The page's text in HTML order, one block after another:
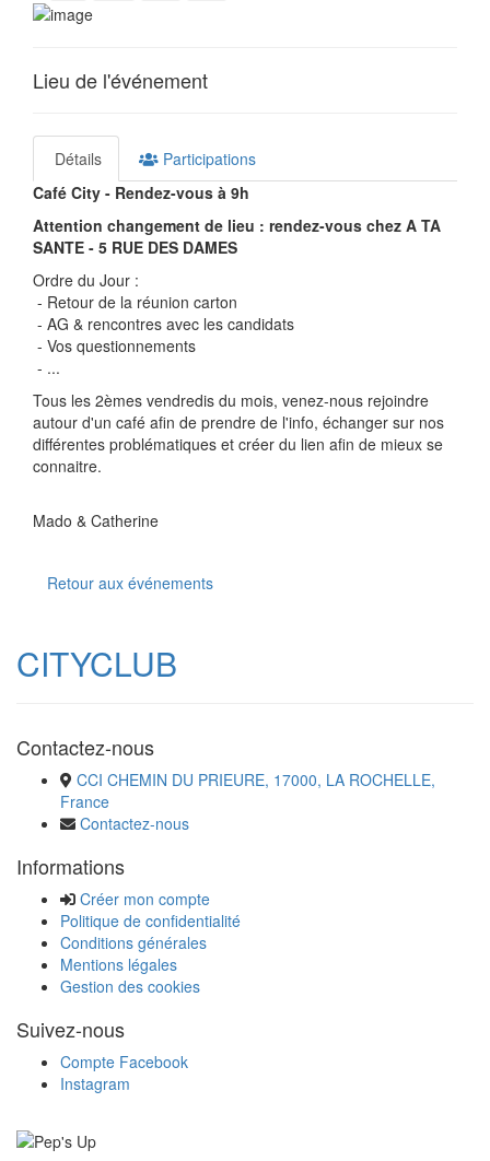
Lieu de l'événement
Détails
Participations
Café City - Rendez-vous à 9h
Attention changement de lieu : rendez-vous chez A TA
SANTE - 5 RUE DES DAMES
Ordre du Jour :
- Retour de la réunion carton
- AG & rencontres avec les candidats
- Vos questionnements
- ...
Tous les 2èmes vendredis du mois, venez-nous rejoindre
autour d'un café afin de prendre de l'info, échanger sur nos
différentes problématiques et créer du lien afin de mieux se
connaitre.
Mado & Catherine
Retour aux événements
CITYCLUB
Contactez-nous
CCI CHEMIN DU PRIEURE, 17000, LA ROCHELLE,
France
Contactez-nous
Informations
Créer mon compte
Politique de confidentialité
Conditions générales
Mentions légales
Gestion des cookies
Suivez-nous
Compte Facebook
Instagram